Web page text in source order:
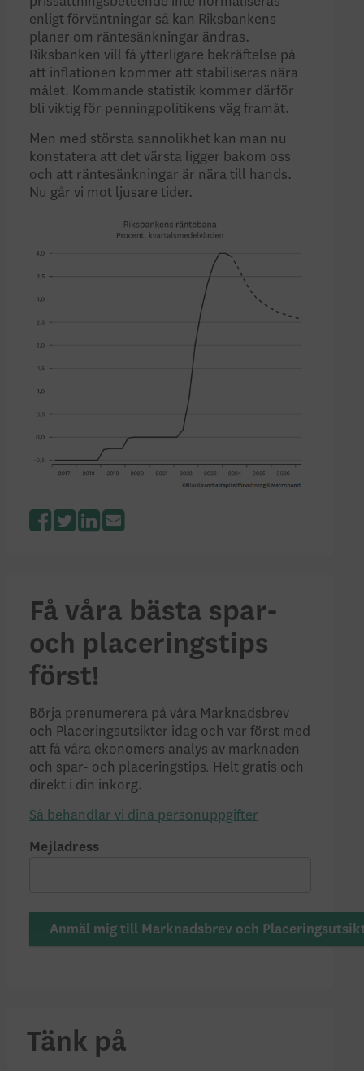
enligt förväntningar så kan Riksbankens
planer om räntesänkningar ändras.
Riksbanken vill få ytterligare bekräftelse på
att inflationen kommer att stabiliseras nära
målet. Kommande statistik kommer därför
bli viktig för penningpolitikens väg framåt.
Men med största sannolikhet kan man nu
konstatera att det värsta ligger bakom oss
och att räntesänkningar är nära till hands.
Nu går vi mot ljusare tider.
Få våra bästa spar-
och placeringstips
först!
Börja prenumerera på våra Marknadsbrev
och Placeringsutsikter idag och var först med
att få våra ekonomers analys av marknaden
och spar- och placeringstips. Helt gratis och
direkt i din inkorg.
Så behandlar vi dina personuppgifter
Mejladress
Anmäl mig till Marknadsbrev och
Tänk på